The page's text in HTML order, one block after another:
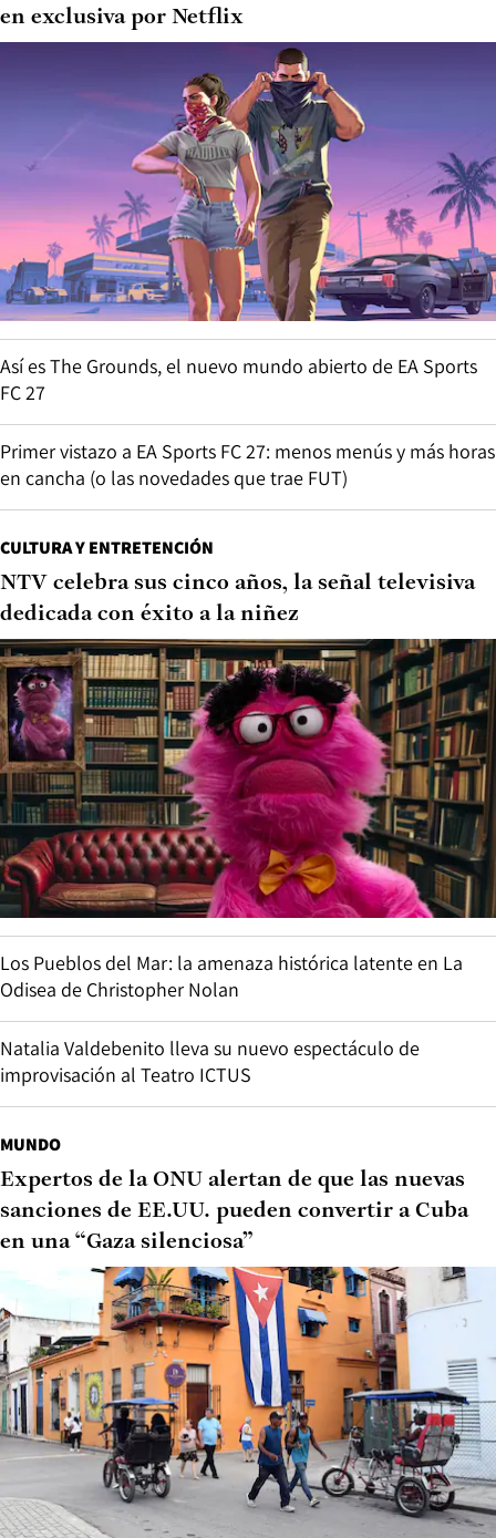
en exclusiva por Netflix
Así es The Grounds, el nuevo mundo abierto de EA Sports
FC 27
Primer vistazo a EA Sports FC 27: menos menús y más horas
en cancha (o las novedades que trae FUT)
CULTURA Y ENTRETENCIÓN
NTV celebra sus cinco años, la señal televisiva
dedicada con éxito a la niñez
Los Pueblos del Mar: la amenaza histórica latente en La
Odisea de Christopher Nolan
Natalia Valdebenito lleva su nuevo espectáculo de
improvisación al Teatro ICTUS
MUNDO
Expertos de la ONU alertan de que las nuevas
sanciones de EE.UU. pueden convertir a Cuba
en una “Gaza silenciosa”